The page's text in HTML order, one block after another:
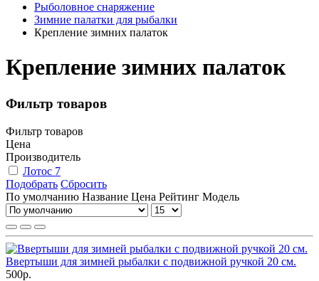
Рыболовное снаряжение
Зимние палатки для рыбалки
Крепление зимних палаток
Крепление зимних палаток
Фильтр товаров
Фильтр товаров
Цена
Производитель
Лотос 7
Подобрать Сбросить
По умолчанию Название Цена Рейтинг Модель
Ввертыши для зимней рыбалки с подвижной ручкой 20 см.
500р.